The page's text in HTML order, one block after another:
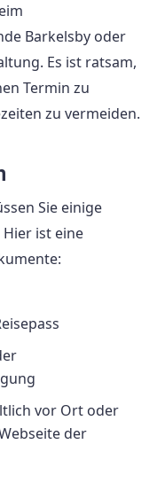
Barkelsby oder
Es ist ratsam,
Termin zu
zu vermeiden.
Sie einige
ist eine
vor Ort oder
der